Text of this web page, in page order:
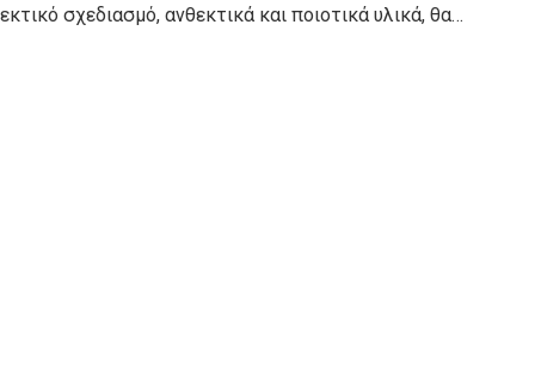
σχεδιασμό, ανθεκτικά και ποιοτικά υλικά, θα…